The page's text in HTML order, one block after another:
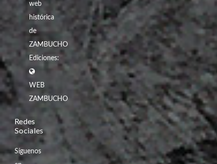
web
histórica
de
ZAMBUCHO
Ediciones:
WEB
ZAMBUCHO
Redes
Sociales
Síguenos